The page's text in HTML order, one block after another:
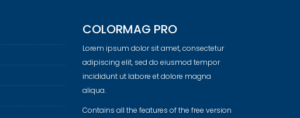
COLORMAG PRO
Lorem ipsum dolor sit amet, consectetur
adipiscing elit, sed do eiusmod tempor
incididunt ut labore et dolore magna
aliqua.
Contains all the features of the free version